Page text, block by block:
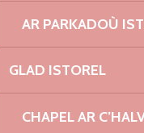
AR PARKADOÙ
GLAD ISTOREL
CHAPEL AR